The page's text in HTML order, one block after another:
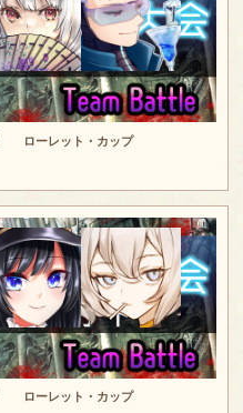
ローレット・カップ
ローレット・カップ